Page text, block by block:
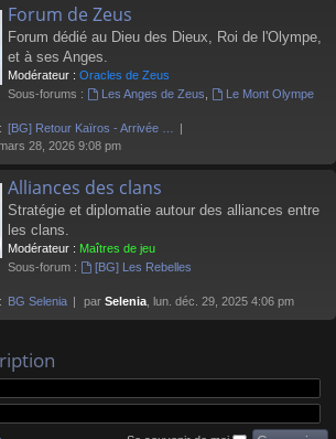
Forum de Zeus
Forum dédié au Dieu des Dieux, Roi de l'Olympe,
et à ses Anges.
Modérateur : Oracles de Zeus
Sous-forums :
Les Anges de Zeus
Le Mont Olympe
[BG] Retour Kaïros - Arrivée …
mars 28, 2026 9:08 pm
Alliances des clans
Stratégie et diplomatie autour des alliances entre
les clans.
Modérateur : Maîtres de jeu
Sous-forum :
[BG] Les Rebelles
BG Selenia par Selenia , lun. déc. 29, 2025 4:06 pm